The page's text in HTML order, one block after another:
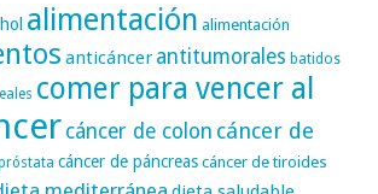
alimentación alimentación
anticáncer antitumorales batidos
comer para vencer al
cáncer de colon cáncer de
cáncer de páncreascáncer de tiroides